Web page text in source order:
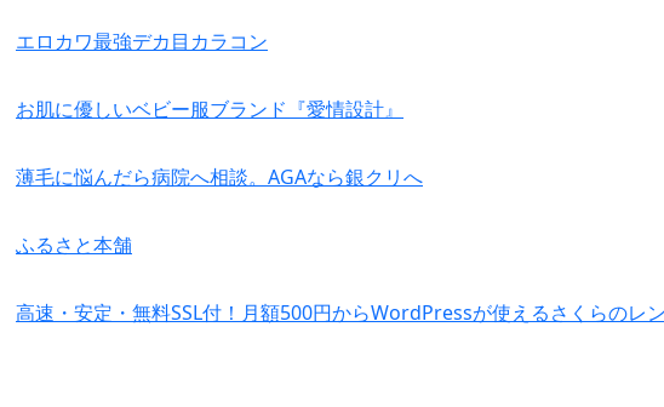
エロカワ最強デカ目カラコン
お肌に優しいベビー服ブランド『愛情設計』
薄毛に悩んだら病院へ相談。AGAなら銀クリへ
ふるさと本舗
高速・安定・無料SSL付！月額500円からWordPressが使えるさくらのレ